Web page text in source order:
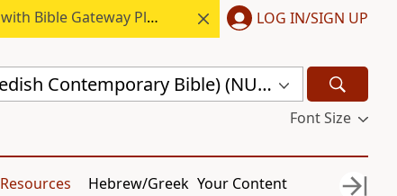
with Bible Gateway Plus. LOG IN/SIGN UP
nuBibeln (Swedish Contemporary Bible) (NUB)
Font Size
Resources Hebrew/Greek Your Content